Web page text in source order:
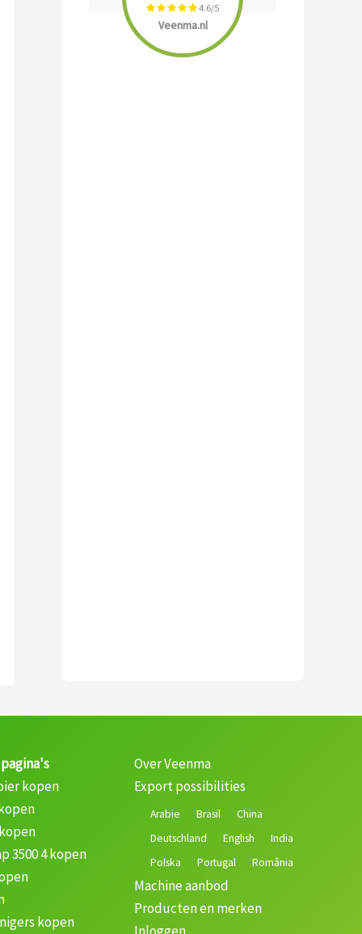
4.6/5
Veenma.nl
kopen
3500 4 kopen
kopen
Over Veenma
Export possibilities
Arabie Brasil
China
Deutschland
English
India
Polska
Portugal România
Machine aanbod
Producten en merken